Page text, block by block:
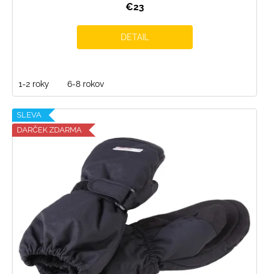
€23
DETAIL
1-2 roky 6-8 rokov
SLEVA
DARČEK ZDARMA